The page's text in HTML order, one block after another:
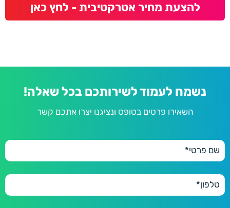
להצעת מחיר אטרקטיבית - לחץ כאן
נשמח לעמוד לשירותכם בכל שאלה!
השאירו פרטים בטופס ונציגנו יצרו אתכם קשר